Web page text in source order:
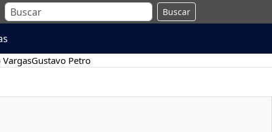
Buscar
Gustavo Petro